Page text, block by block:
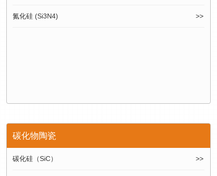
氮化硅 (Si3N4)
碳化物陶瓷
碳化硅（SiC）